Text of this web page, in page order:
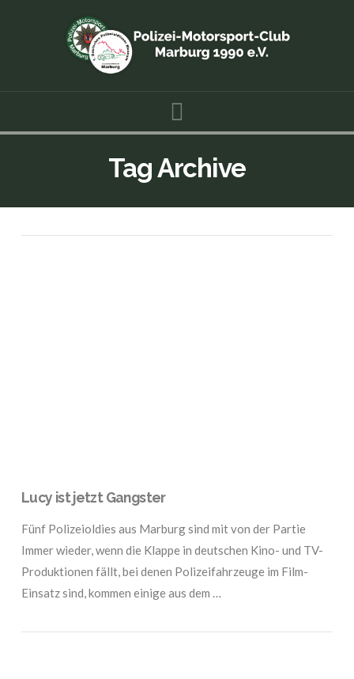
Tag Archive
Lucy ist jetzt Gangster
Fünf Polizeioldies aus Marburg sind mit von der Partie
Immer wieder, wenn die Klappe in deutschen Kino- und TV-
Produktionen fällt, bei denen Polizeifahrzeuge im Film-
Einsatz sind, kommen einige aus dem …